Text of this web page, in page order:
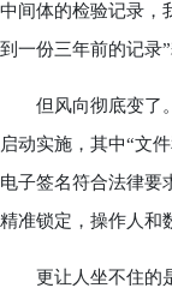
中间体的检验记录，
到一份三年前的记录
但风向彻底变了。
启动实施，其中“文
电子签名符合法律
精准锁定，操作人和
更让人坐不住的是